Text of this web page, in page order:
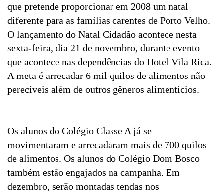
que pretende proporcionar em 2008 um natal
diferente para as famílias carentes de Porto Velho.
O lançamento do Natal Cidadão acontece nesta
sexta-feira, dia 21 de novembro, durante evento
que acontece nas dependências do Hotel Vila Rica.
A meta é arrecadar 6 mil quilos de alimentos não
perecíveis além de outros gêneros alimentícios.
Os alunos do Colégio Classe A já se
movimentaram e arrecadaram mais de 700 quilos
de alimentos. Os alunos do Colégio Dom Bosco
também estão engajados na campanha. Em
dezembro, serão montadas tendas nos